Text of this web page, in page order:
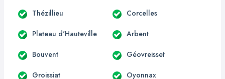
Thézillieu Corcelles
Plateau d'Hauteville Arbent
Bouvent Géovreisset
Groissiat Oyonnax